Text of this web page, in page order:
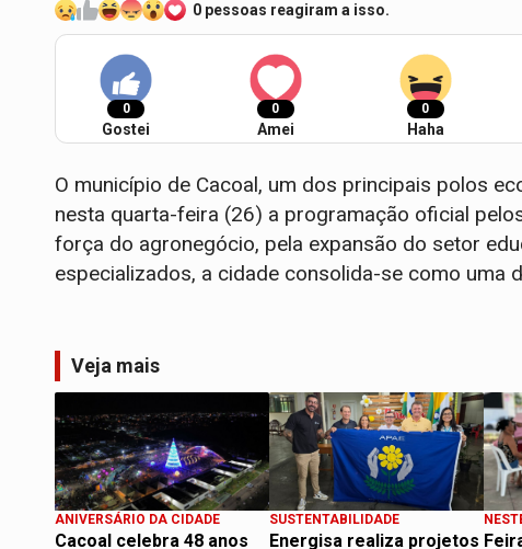
0 pessoas reagiram a isso.
0
Gostei
0
Amei
0
Haha
O município de Cacoal, um dos principais polos
nesta quarta-feira (26) a programação oficial
força do agronegócio, pela expansão do setor
especializados, a cidade consolida-se como uma
Veja mais
ANIVERSÁRIO DA CIDADE
Cacoal celebra 48 anos
SUSTENTABILIDADE
Energisa realiza projetos